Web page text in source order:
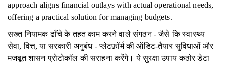
approach aligns financial outlays with actual operational needs,
offering a practical solution for managing budgets.
सख्त नियामक ढाँचे के तहत काम करने वाले संगठन - जैसे कि स्वास्थ्य
सेवा, वित्त, या सरकारी अनुबंध - प्लेटफ़ॉर्म की ऑडिट-तैयार सुविधाओं और
मजबूत शासन प्रोटोकॉल की सराहना करेंगे। ये सुरक्षा उपाय कठोर डेटा